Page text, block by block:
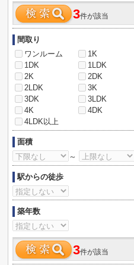
3件が該当
間取り
ワンルーム
1K
1DK
1LDK
2K
2DK
2LDK
3K
3DK
3LDK
4K
4DK
4LDK以上
面積
～
駅からの徒歩
築年数
3件が該当